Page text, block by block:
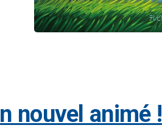
Un nouvel animé !